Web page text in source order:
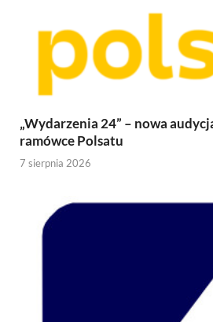
„Wydarzenia 24” – nowa
ramówce Polsatu
7 sierpnia 2026